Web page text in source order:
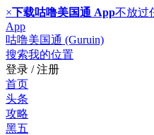
×下载咕噜美国通 App不放过
App
咕噜美国通 (Guruin)
搜索我的位置
登录 / 注册
首页
头条
攻略
黑五